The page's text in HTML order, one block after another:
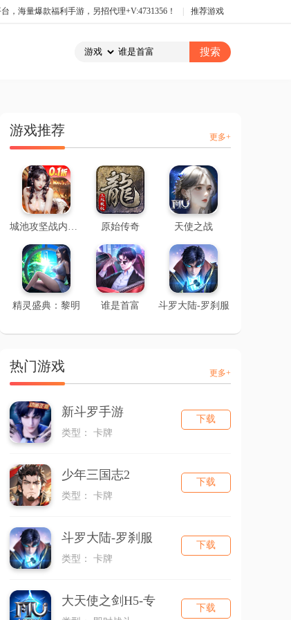
海量爆款福利手游，另招代理+V:4731356！ 推荐游戏
游戏推荐 更多+
城池攻坚战内置0.1折 原始传奇 天使之战
精灵盛典：黎明 谁是首富 斗罗大陆-罗刹服
热门游戏 更多+
新斗罗手游
类型： 卡牌
下载
少年三国志2
类型： 卡牌
下载
斗罗大陆-罗刹服
类型： 卡牌
下载
大天使之剑H5-专
下载